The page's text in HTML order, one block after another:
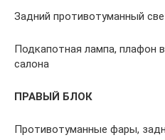
Задний противотуманный
Подкапотная лампа, плафон
салона
ПРАВЫЙ БЛОК
Противотуманные фары,